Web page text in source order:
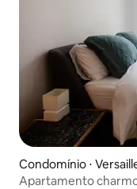
Condomínio ⋅
Apartamento